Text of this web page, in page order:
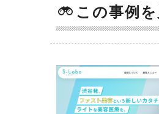
この事例